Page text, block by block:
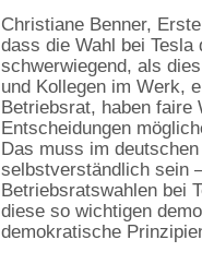
Christiane Benner,
dass die Wahl bei
schwerwiegend, als
und Kollegen im Werk,
Betriebsrat, haben faire
Entscheidungen
Das muss im
selbstverständlich sein
Betriebsratswahlen bei
diese so wichtigen
demokratische